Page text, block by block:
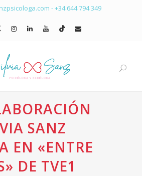
-+34 644 794 349
SANZ
EN «ENTRE
DE TVE1